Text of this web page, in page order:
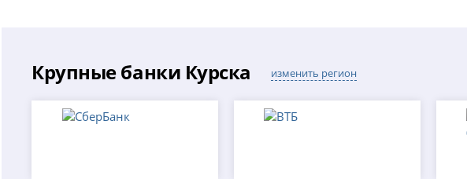
Крупные банки Курска изменить регион